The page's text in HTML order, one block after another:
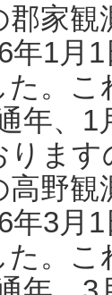
郡家観
年1月
。こ
年、
りま
高野観
年3月
。こ